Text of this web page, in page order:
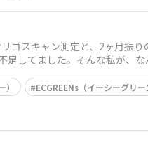
ゴスキャン測定と、2ヶ月振
してました。そんな私が、
ECGREENs（イーシーグリー